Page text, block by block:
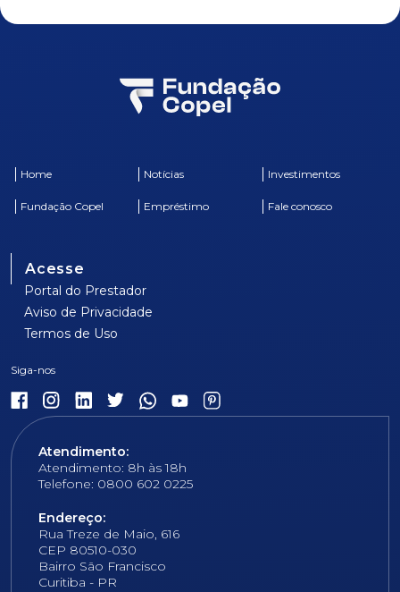
Home Notícias Investimentos
Fundação Copel Empréstimo Fale conosco
Acesse
Portal do Prestador
Aviso de Privacidade
Termos de Uso
Atendimento:
Atendimento: 8h às 18h
Telefone: 0800 602 0225
Endereço:
Rua Treze de Maio, 616
CEP 80510-030
Bairro São Francisco
Curitiba - PR